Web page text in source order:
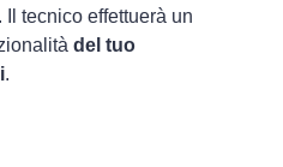
. Il tecnico effettuerà un
del tuo
.